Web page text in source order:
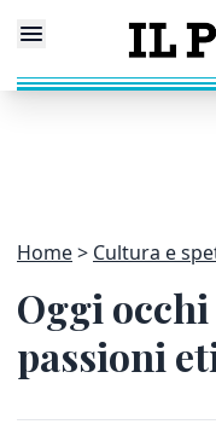
Home Cultura e
Oggi
passioni